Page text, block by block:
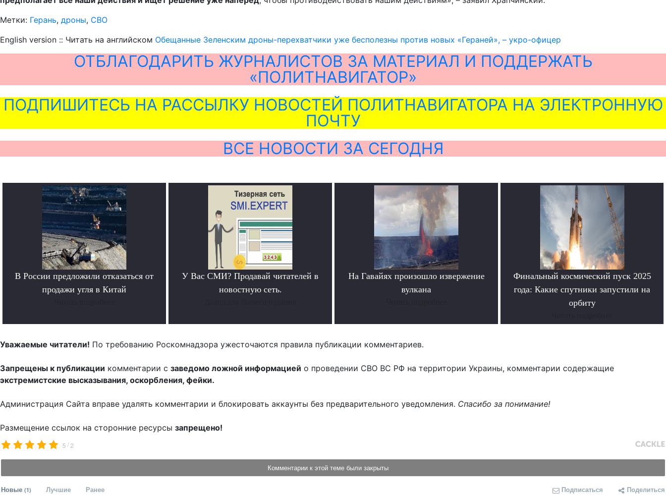
Метки: Герань, дроны, СВО
English version :: Читать на английском Обещанные Зеленским дроны-перехватчики уже бесполезны против новых «Гераней», – укро-офицер
ОТБЛАГОДАРИТЬ ЖУРНАЛИСТОВ ЗА МАТЕРИАЛ И ПОДДЕРЖАТЬ
«ПОЛИТНАВИГАТОР»
ПОДПИШИТЕСЬ НА РАССЫЛКУ НОВОСТЕЙ ПОЛИТНАВИГАТОРА НА ЭЛЕКТРОННУЮ
ПОЧТУ
ВСЕ НОВОСТИ ЗА СЕГОДНЯ
В России предложили отказаться от
продажи угля в Китай
У Вас СМИ? Продавай читателей в
новостную сеть.
На Гавайях произошло извержение
вулкана
Финальный космический пуск 2025
года: Какие спутники запустили на
орбиту
Уважаемые читатели! По требованию Роскомнадзора ужесточаются правила публикации комментариев.
Запрещены к публикации комментарии с заведомо ложной информацией о проведении СВО ВС РФ на территории Украины, комментарии содержащие
экстремистские высказывания, оскорбления, фейки.
Администрация Сайта вправе удалять комментарии и блокировать аккаунты без предварительного уведомления. Спасибо за понимание!
Размещение ссылок на сторонние ресурсы запрещено!
5 /2
Комментарии к этой теме были закрыты
Новые (1) Лучшие Ранее Подписаться Поделиться